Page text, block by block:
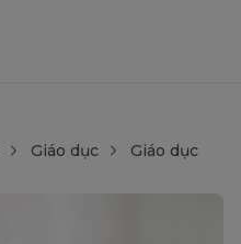
Giáo dục
Giáo dục